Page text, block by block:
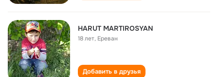
HARUT MARTIROSYAN
18 лет, Ереван
Добавить в друзья